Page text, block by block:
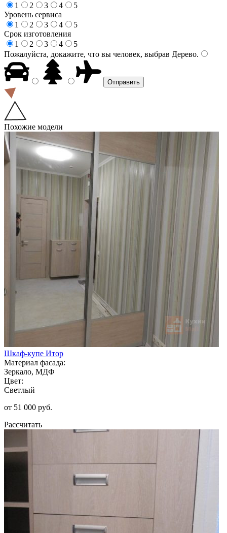
1
2 3 4
5
Уровень сервиса
1
2 3 4
5
Срок изготовления
1
2 3 4
5
Пожалуйста, докажите, что вы человек, выбрав Дерево.
Похожие модели
Шкаф-купе Итор
Материал фасада:
Зеркало, МДФ
Цвет:
Светлый
от 51 000 руб.
Рассчитать